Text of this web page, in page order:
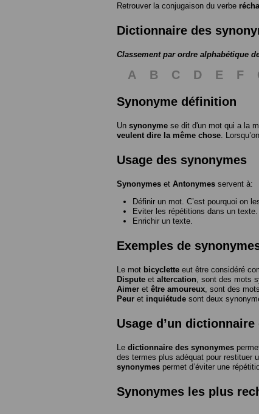
Retrouver la conjugaison du verbe
Dictionnaire des
Classement par ordre alphabétique
A B C D E F
Synonyme définition
Un synonyme se dit d'un mot qui a la
veulent dire la même chose.
Usage des synonymes
Synonymes et Antonymes servent à:
Définir un mot. C’est pourquoi on
Eviter les répétitions dans un texte.
Enrichir un texte.
Exemples de
Le mot bicyclette eut être considéré
Dispute et altercation, sont des mots
Aimer et être amoureux, sont des
Peur et inquiétude sont deux
Usage d’un
Le dictionnaire des synonymes
des termes plus adéquat pour restituer
synonymes permet d’éviter une
Synonymes les plus